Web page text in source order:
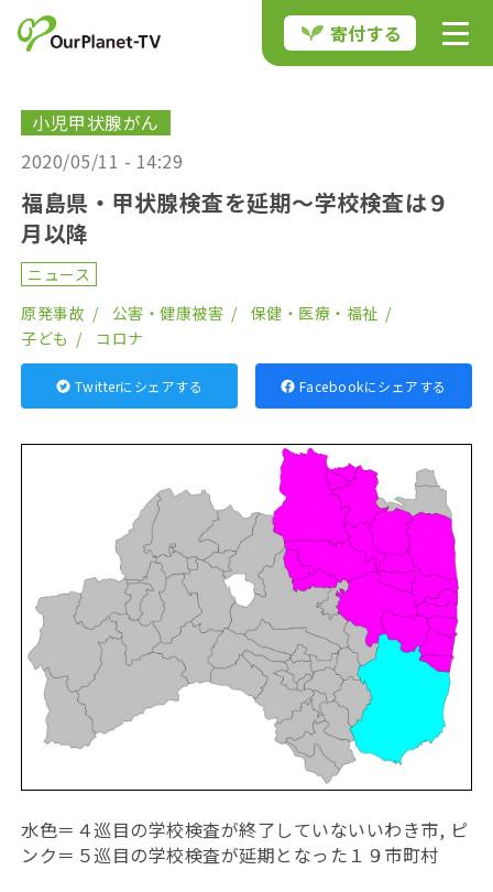
寄付する
小児甲状腺がん
2020/05/11 - 14:29
福島県・甲状腺検査を延期〜学校検査は９
月以降
ニュース
原発事故
公害・健康被害
保健・医療・福祉
子ども
コロナ
Twitterにシェアする Facebookにシェアする
水色＝４巡目の学校検査が終了していないいわき市, ピ
ンク＝５巡目の学校検査が延期となった１９市町村